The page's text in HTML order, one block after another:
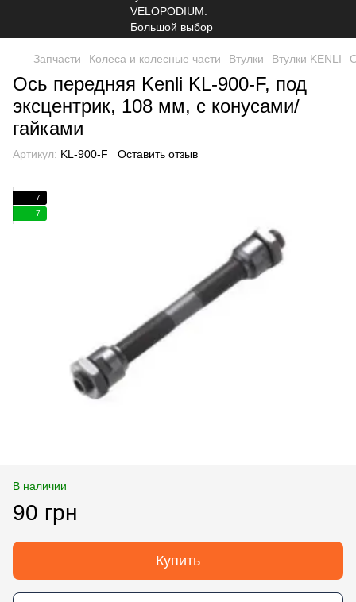
Запчасти Колеса и колесные части Втулки Втулки KENLI
Ось передняя Kenli KL-900-F, под
эксцентрик, 108 мм, с конусами/
гайками
Артикул: KL-900-F Оставить отзыв
7
7
В наличии
90 грн
Купить